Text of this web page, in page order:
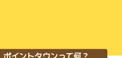
ポイントタウンって何？